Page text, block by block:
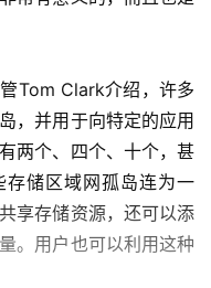
Tom Clark介绍，许多
，并用于向特定的应用
两个、四个、十个，甚
储区域网孤岛连为一
享存储资源，还可以添
。用户也可以利用这种